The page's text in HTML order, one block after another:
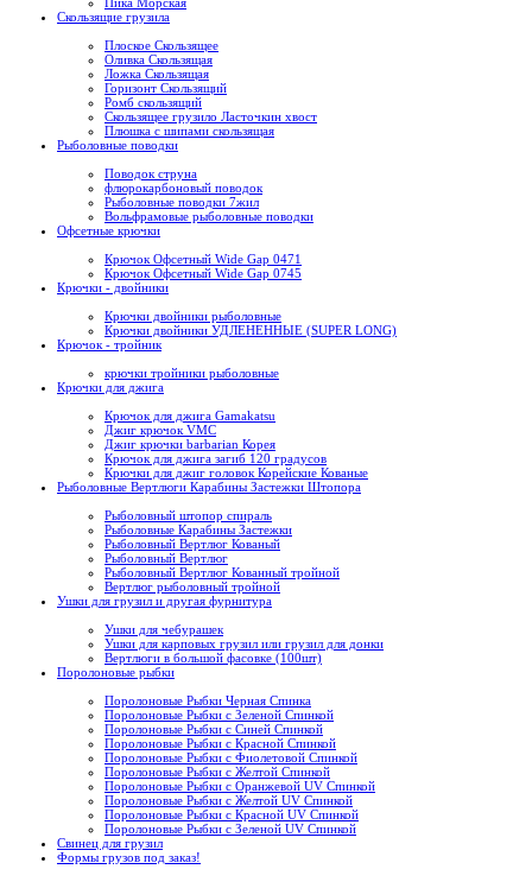
Скользящие грузила
Плоское Скользящее
Оливка Скользящая
Ложка Скользящая
Горизонт Скользящий
Ромб скользящий
Скользящее грузило Ласточкин хвост
Плюшка с шипами скользящая
Рыболовные поводки
Поводок струна
флюрокарбоновый поводок
Рыболовные поводки 7жил
Вольфрамовые рыболовные поводки
Офсетные крючки
Крючок Офсетный Wide Gap 0471
Крючок Офсетный Wide Gap 0745
Крючки - двойники
Крючки двойники рыболовные
Крючки двойники УДЛЕНЕННЫЕ (SUPER LONG)
Крючок - тройник
крючки тройники рыболовные
Крючки для джига
Крючок для джига Gamakatsu
Джиг крючок VMC
Джиг крючки barbarian Корея
Крючок для джига загиб 120 градусов
Крючки для джиг головок Корейские Кованые
Рыболовные Вертлюги Карабины Застежки Штопора
Рыболовный штопор спираль
Рыболовные Карабины Застежки
Рыболовный Вертлюг Кованый
Рыболовный Вертлюг
Рыболовный Вертлюг Кованный тройной
Вертлюг рыболовный тройной
Ушки для грузил и другая фурнитура
Ушки для чебурашек
Ушки для карповых грузил или грузил для донки
Вертлюги в большой фасовке (100шт)
Поролоновые рыбки
Поролоновые Рыбки Черная Спинка
Поролоновые Рыбки с Зеленой Спинкой
Поролоновые Рыбки с Синей Спинкой
Поролоновые Рыбки с Красной Спинкой
Поролоновые Рыбки с Фиолетовой Спинкой
Поролоновые Рыбки с Желтой Спинкой
Поролоновые Рыбки с Оранжевой UV Спинкой
Поролоновые Рыбки с Желтой UV Спинкой
Поролоновые Рыбки с Красной UV Спинкой
Поролоновые Рыбки с Зеленой UV Спинкой
Свинец для грузил
Формы грузов под заказ!